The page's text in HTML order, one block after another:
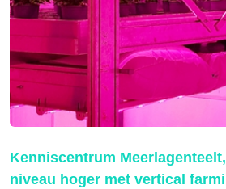
Kenniscentrum
niveau hoger met vertical